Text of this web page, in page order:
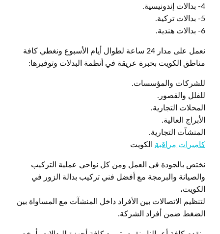
4- بدالات إندونيسية.
5- بدالات تركية.
6- بدالات هندية.
نعمل على مدار 24 ساعة لطوال أيام الأسبوع ونغطي كافة
مناطق الكويت بخبرة عريقة في أنظمة البدلات وتوفيرها:
للشركات والمؤسسات.
للفلل والقصور.
المحلات التجارية.
الأبراج العالية.
المنشآت التجارية.
كاميرات مراقبة الكويت
نختص بالجودة في العمل ومن كل نواحي عملية التركيب
والصيانة والبرمجة مع أفضل فني تركيب بدالة الزور في
الكويت،
لتنظيم الاتصالات بين الأفراد داخل المنشآت مع المساواة بين
الضغط ضمن أفراد الشركة.